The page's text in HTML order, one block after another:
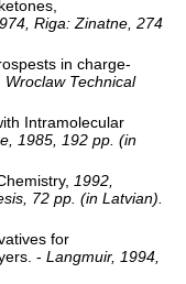
Riga: Zinatne, 274
in charge-
Wroclaw Technical
Intramolecular
1985, 192 pp. (in
1992,
72 pp. (in Latvian).
for
- Langmuir, 1994,